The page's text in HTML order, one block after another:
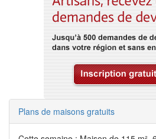
Plans de maisons gratuits